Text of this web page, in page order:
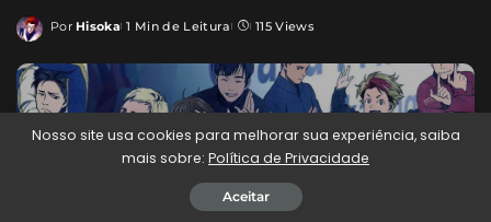
Posted
Por Hisoka 1 Min de Leitura 115 Views
Nosso site usa cookies para melhorar sua experiência, saiba
mais sobre: Política de Privacidade
Aceitar